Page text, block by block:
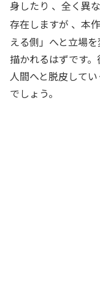
身したり 、全く異
存在しますが 、本
える側」へと立場
描かれるはずです
人間へと脱皮して
でしょう。